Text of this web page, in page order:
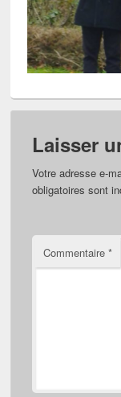
Laisser
Votre adresse e-
obligatoires sont
Commentaire*